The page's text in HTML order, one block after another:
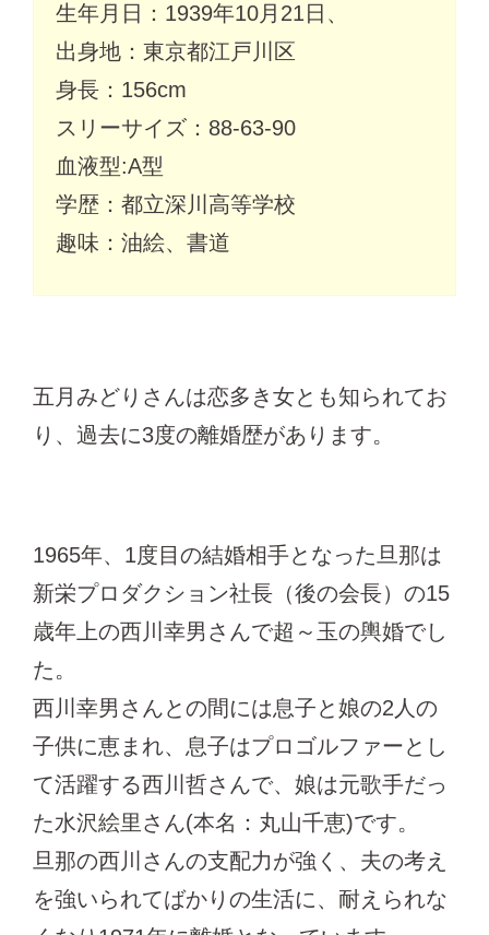
生年月日：1939年10月21日、
出身地：東京都江戸川区
身長：156cm
スリーサイズ：88-63-90
血液型:A型
学歴：都立深川高等学校
趣味：油絵、書道
五月みどりさんは恋多き女とも知られてお
り、過去に3度の離婚歴があります。
1965年、1度目の結婚相手となった旦那は
新栄プロダクション社長（後の会長）の15
歳年上の西川幸男さんで超～玉の輿婚でし
た。
西川幸男さんとの間には息子と娘の2人の
子供に恵まれ、息子はプロゴルファーとし
て活躍する西川哲さんで、娘は元歌手だっ
た水沢絵里さん(本名：丸山千恵)です。
旦那の西川さんの支配力が強く、夫の考え
を強いられてばかりの生活に、耐えられな